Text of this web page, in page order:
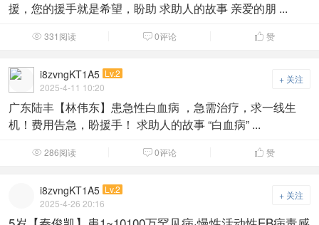
援，您的援手就是希望，盼助 求助人的故事 亲爱的朋 ...
 331阅读  0评论  赞
+ 关注
i8zvngKT1A5 Lv.2
2025-4-11 10:20
广东陆丰【林伟东】患急性白血病 ，急需治疗，求一线生
机！费用告急，盼援手！ 求助人的故事 “白血病” ...
 286阅读  0评论  赞
+ 关注
i8zvngKT1A5 Lv.2
2025-4-26 20:16